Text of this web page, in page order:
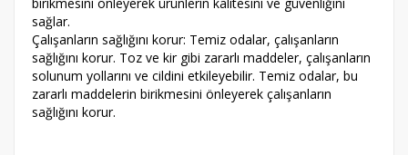
sağlar.
Çalışanların sağlığını korur: Temiz odalar, çalışanların
sağlığını korur. Toz ve kir gibi zararlı maddeler, çalışanların
solunum yollarını ve cildini etkileyebilir. Temiz odalar, bu
zararlı maddelerin birikmesini önleyerek çalışanların
sağlığını korur.